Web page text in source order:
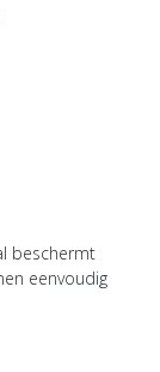
beschermt
eenvoudig